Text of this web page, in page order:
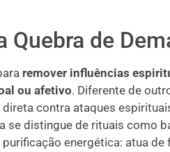
Quebra de
remover influências
ou afetivo. Diferente de
direta contra ataques
se distingue de rituais como
energética: atua